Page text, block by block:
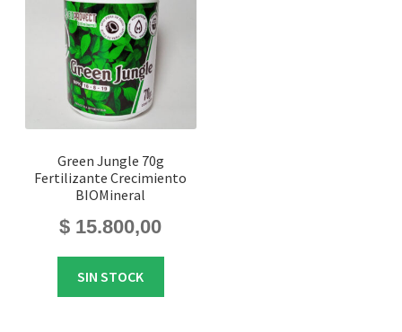
Green Jungle 70g
Fertilizante Crecimiento
BIOMineral
$ 15.800,00
SIN STOCK